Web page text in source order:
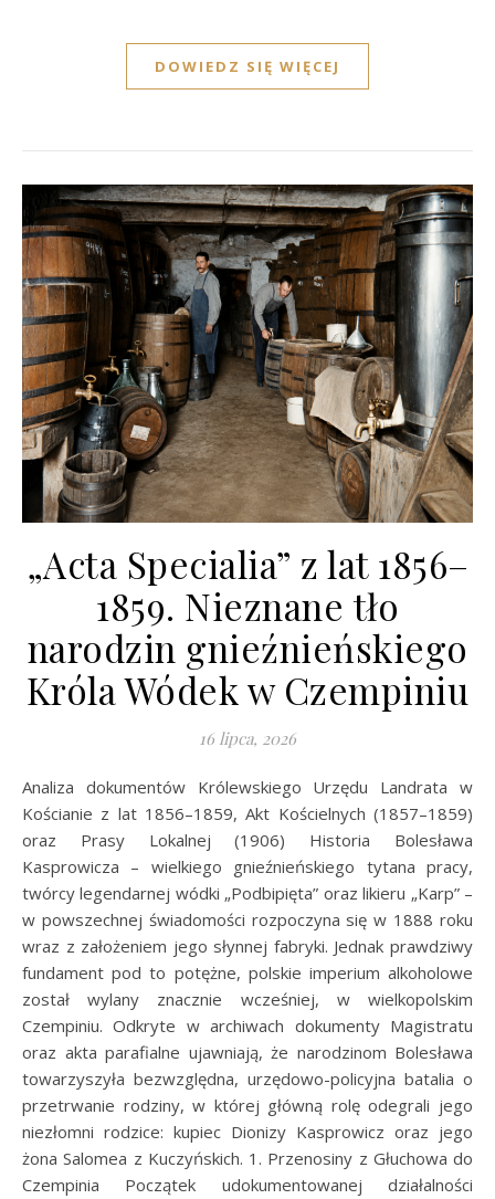
DOWIEDZ SIĘ WIĘCEJ
„Acta Specialia” z lat 1856–
1859. Nieznane tło
narodzin gnieźnieńskiego
Króla Wódek w Czempiniu
16 lipca, 2026
Analiza dokumentów Królewskiego Urzędu Landrata w
Kościanie z lat 1856–1859, Akt Kościelnych (1857–1859)
oraz Prasy Lokalnej (1906) Historia Bolesława
Kasprowicza – wielkiego gnieźnieńskiego tytana pracy,
twórcy legendarnej wódki „Podbipięta” oraz likieru „Karp” –
w powszechnej świadomości rozpoczyna się w 1888 roku
wraz z założeniem jego słynnej fabryki. Jednak prawdziwy
fundament pod to potężne, polskie imperium alkoholowe
został wylany znacznie wcześniej, w wielkopolskim
Czempiniu. Odkryte w archiwach dokumenty Magistratu
oraz akta parafialne ujawniają, że narodzinom Bolesława
towarzyszyła bezwzględna, urzędowo-policyjna batalia o
przetrwanie rodziny, w której główną rolę odegrali jego
niezłomni rodzice: kupiec Dionizy Kasprowicz oraz jego
żona Salomea z Kuczyńskich. 1. Przenosiny z Głuchowa do
Czempinia Początek udokumentowanej działalności